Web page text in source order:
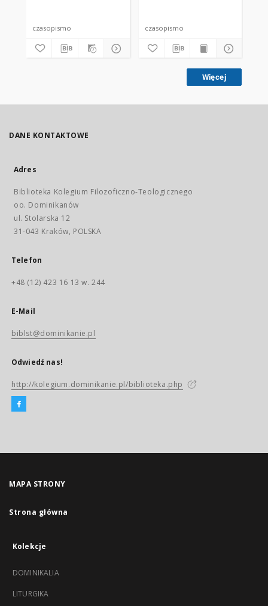
czasopismo czasopismo
Więcej
DANE KONTAKTOWE
Adres
Biblioteka Kolegium Filozoficzno-Teologicznego
oo. Dominikanów
ul. Stolarska 12
31-043 Kraków, POLSKA
Telefon
+48 (12) 423 16 13 w. 244
E-Mail
biblst@dominikanie.pl
Odwiedź nas!
http://kolegium.dominikanie.pl/biblioteka.php
MAPA STRONY
Strona główna
Kolekcje
DOMINIKALIA
LITURGIKA